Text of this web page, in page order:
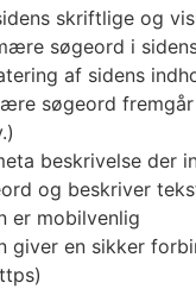
skriftlige og
søgeord i
af sidens
søgeord
beskrivelse der
og beskriver
er mobilvenlig
giver en sikker